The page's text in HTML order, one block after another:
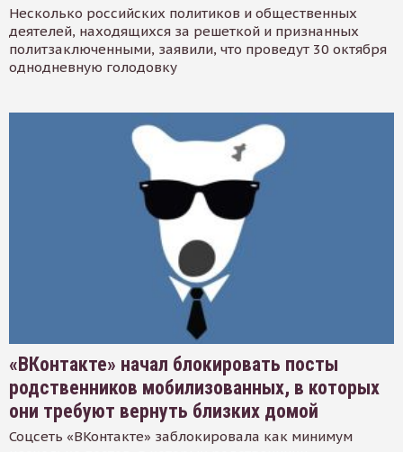
Несколько российских политиков и общественных
деятелей, находящихся за решеткой и признанных
политзаключенными, заявили, что проведут 30 октября
однодневную голодовку
«ВКонтакте» начал блокировать посты
родственников мобилизованных, в которых
они требуют вернуть близких домой
Соцсеть «ВКонтакте» заблокировала как минимум